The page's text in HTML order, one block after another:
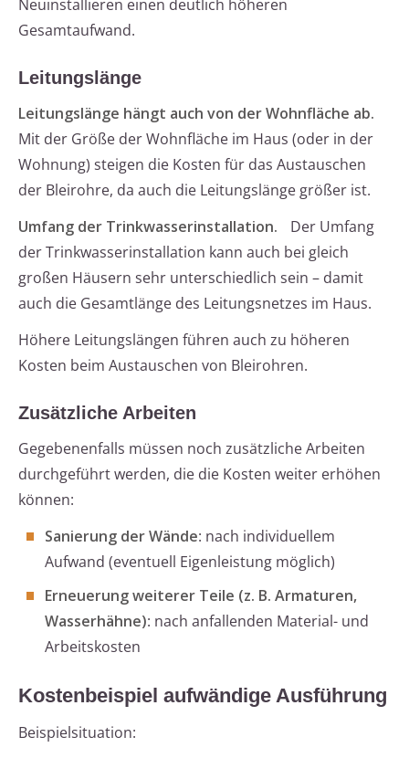
Neuinstallieren einen deutlich höheren
Gesamtaufwand.
Leitungslänge
Leitungslänge hängt auch von der Wohnfläche ab.
Mit der Größe der Wohnfläche im Haus (oder in der
Wohnung) steigen die Kosten für das Austauschen
der Bleirohre, da auch die Leitungslänge größer ist.
Umfang der Trinkwasserinstallation.
Der Umfang
der Trinkwasserinstallation kann auch bei gleich
großen Häusern sehr unterschiedlich sein – damit
auch die Gesamtlänge des Leitungsnetzes im Haus.
Höhere Leitungslängen führen auch zu höheren
Kosten beim Austauschen von Bleirohren.
Zusätzliche Arbeiten
Gegebenenfalls müssen noch zusätzliche Arbeiten
durchgeführt werden, die die Kosten weiter erhöhen
können:
Sanierung der Wände: nach individuellem
Aufwand (eventuell Eigenleistung möglich)
Erneuerung weiterer Teile (z. B. Armaturen,
Wasserhähne): nach anfallenden Material- und
Arbeitskosten
Kostenbeispiel aufwändige Ausführung
Beispielsituation: